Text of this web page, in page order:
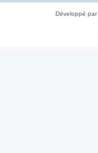
Développé par